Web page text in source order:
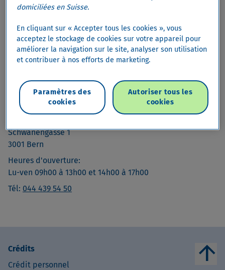
Contact
Schwanengasse 1
3001 Bern
Heures d'ouverture:
Lu-ven 09h00 à 13h00 et 14h00 à 17h00
Tél: 044 439 54 50
Crédits
Crédit personnel
arrow_upward
domiciliées en Suisse.
En cliquant sur « Accepter tous les cookies », vous
acceptez le stockage de cookies sur votre appareil pour
améliorer la navigation sur le site, analyser son utilisation
et contribuer à nos efforts de marketing.
Autoriser tous les
cookies
Paramètres des
cookies